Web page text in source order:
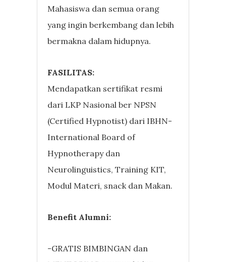
Mahasiswa dan semua orang
yang ingin berkembang dan lebih
bermakna dalam hidupnya.
FASILITAS:
Mendapatkan sertifikat resmi
dari LKP Nasional ber NPSN
(Certified Hypnotist) dari IBHN-
International Board of
Hypnotherapy dan
Neurolinguistics, Training KIT,
Modul Materi, snack dan Makan.
Benefit Alumni:
-GRATIS BIMBINGAN dan